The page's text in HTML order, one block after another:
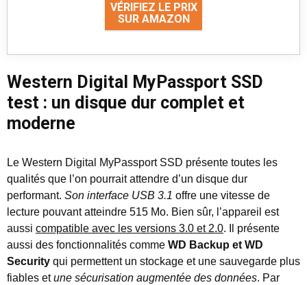
VÉRIFIEZ LE PRIX
SUR AMAZON
Western Digital MyPassport SSD
test : un disque dur complet et
moderne
Le Western Digital MyPassport SSD présente toutes les
qualités que l’on pourrait attendre d’un disque dur
performant. Son interface USB 3.1 offre une vitesse de
lecture pouvant atteindre 515 Mo. Bien sûr, l’appareil est
aussi compatible avec les versions 3.0 et 2.0. Il présente
aussi des fonctionnalités comme WD Backup et WD
Security qui permettent un stockage et une sauvegarde plus
fiables etune sécurisation augmentée des données. Par